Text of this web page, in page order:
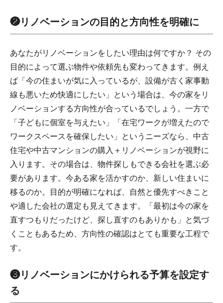
❷リノベーションの目的と方向性を明確に
あなたがリノベーションをしたい理由は何ですか？ その
目的によって選ぶ物件や依頼先も変わってきます。例え
ば「今の住まいが気に入っているが、設備が古く家事動
線も悪いため快適にしたい」という場合は、今の家をリ
ノベーションする方向性が合っているでしょう。一方で
「子どもに個室を与えたい」「在宅ワークが増えたので
ワークスペースを確保したい」というニーズなら、中古
住宅や中古マンションの購入＋リノベーションが視野に
入ります。その場合は、物件探しもできる会社を選ぶ必
要があります。今ある家を活かすのか、新しい住まいに
移るのか。目的が明確になれば、自然と優先すべきこと
や適した会社の選定も見えてきます。「最初は今の家を
直すつもりだったけど、探し直すのもありかも」と気づ
くこともあるため、方向性の確認はとても重要な工程で
す。
❸リノベーションにかけられる予算を設定す
る